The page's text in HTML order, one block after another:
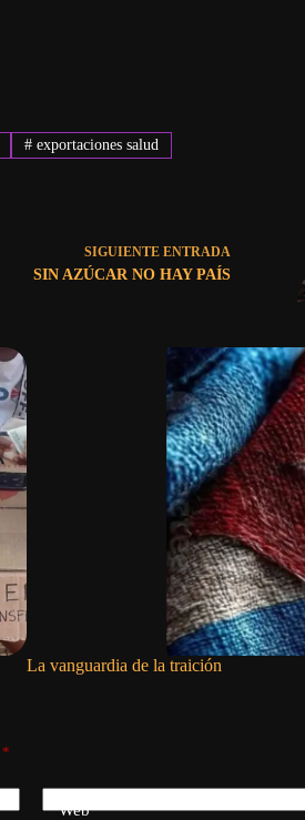
# exportaciones salud
SIGUIENTE ENTRADA
SIN AZÚCAR NO HAY PAÍS
La vanguardia de la traición
*
Web